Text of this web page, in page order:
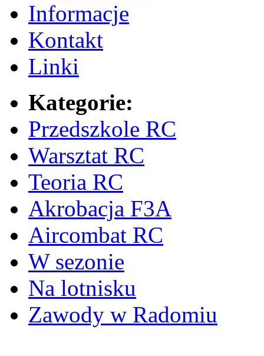
Informacje
Kontakt
Linki
Kategorie:
Przedszkole RC
Warsztat RC
Teoria RC
Akrobacja F3A
Aircombat RC
W sezonie
Na lotnisku
Zawody w Radomiu